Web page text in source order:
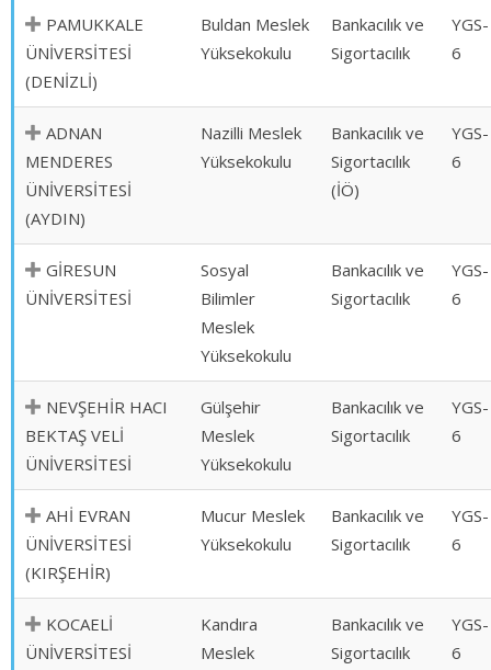
PAMUKKALE
ÜNİVERSİTESİ
(DENİZLİ)
Buldan Meslek
Yüksekokulu
Bankacılık ve
Sigortacılık
YGS-
6
ADNAN
MENDERES
ÜNİVERSİTESİ
(AYDIN)
Nazilli Meslek
Yüksekokulu
Bankacılık ve
Sigortacılık
(İÖ)
YGS-
6
GİRESUN
ÜNİVERSİTESİ
Sosyal
Bilimler
Meslek
Yüksekokulu
Bankacılık ve
Sigortacılık
YGS-
6
NEVŞEHİR HACI
BEKTAŞ VELİ
ÜNİVERSİTESİ
Gülşehir
Meslek
Yüksekokulu
Bankacılık ve
Sigortacılık
YGS-
6
AHİ EVRAN
ÜNİVERSİTESİ
(KIRŞEHİR)
Mucur Meslek
Yüksekokulu
Bankacılık ve
Sigortacılık
YGS-
6
KOCAELİ
ÜNİVERSİTESİ
Kandıra
Meslek
Bankacılık ve
Sigortacılık
YGS-
6